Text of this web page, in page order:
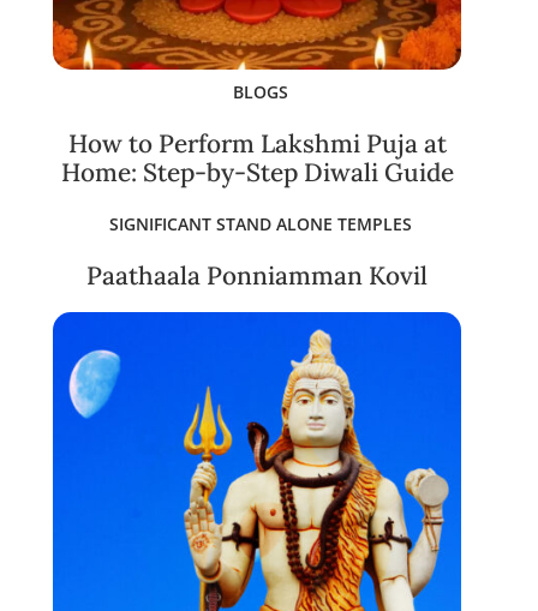
BLOGS
How to Perform Lakshmi Puja at
Home: Step-by-Step Diwali Guide
SIGNIFICANT STAND ALONE TEMPLES
Paathaala Ponniamman Kovil